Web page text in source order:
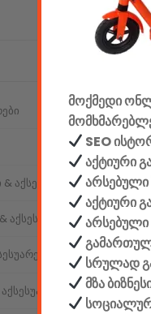
აქსესუარები
მოქმედი
SEO
აქტიური
არსებული
აქტიური
სრულად
მზა